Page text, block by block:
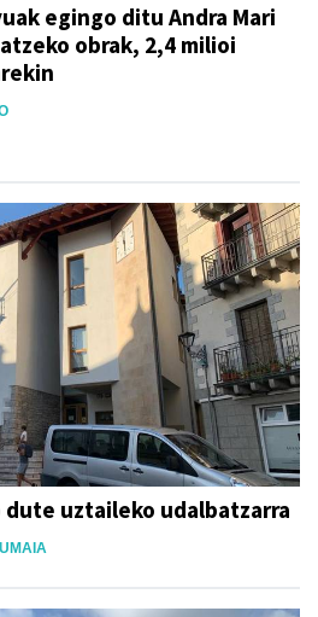
egingo ditu Andra Mari
obrak, 2,4 milioi
uztaileko udalbatzarra